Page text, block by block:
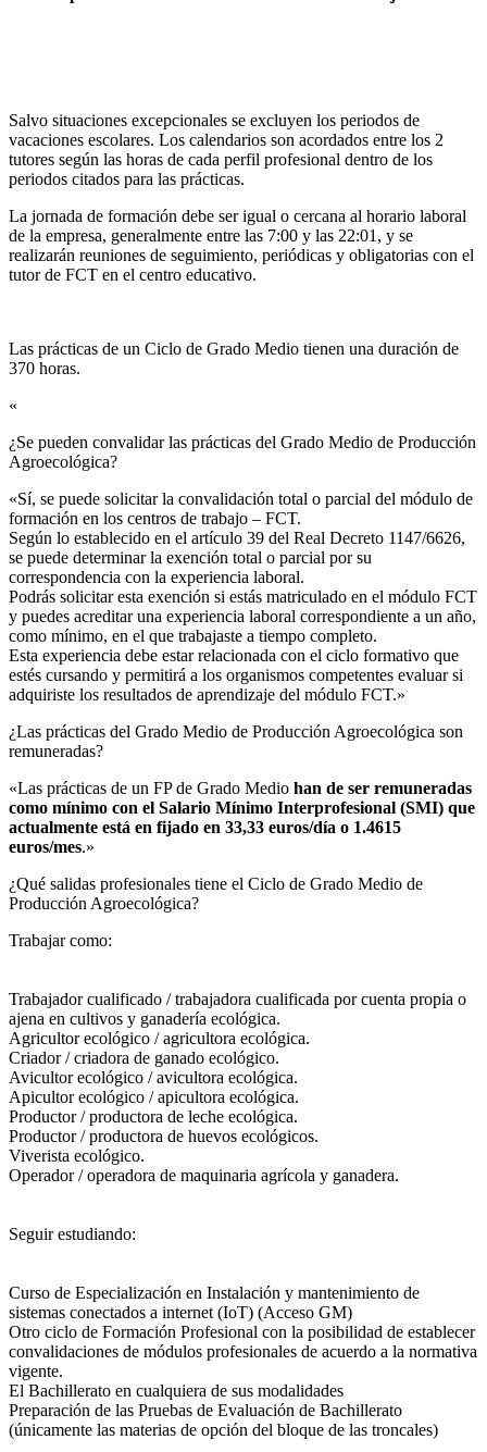
Salvo situaciones excepcionales se excluyen los periodos de
vacaciones escolares. Los calendarios son acordados entre los 2
tutores según las horas de cada perfil profesional dentro de los
periodos citados para las prácticas.
La jornada de formación debe ser igual o cercana al horario laboral
de la empresa, generalmente entre las 7:00 y las 22:01, y se
realizarán reuniones de seguimiento, periódicas y obligatorias con el
tutor de FCT en el centro educativo.
Las prácticas de un Ciclo de Grado Medio tienen una duración de
370 horas.
«
¿Se pueden convalidar las prácticas del Grado Medio de Producción
Agroecológica?​
«Sí, se puede solicitar la convalidación total o parcial del módulo de
formación en los centros de trabajo – FCT.
Según lo establecido en el artículo 39 del Real Decreto 1147/6626,
se puede determinar la exención total o parcial por su
correspondencia con la experiencia laboral.
Podrás solicitar esta exención si estás matriculado en el módulo FCT
y puedes acreditar una experiencia laboral correspondiente a un año,
como mínimo, en el que trabajaste a tiempo completo.
Esta experiencia debe estar relacionada con el ciclo formativo que
estés cursando y permitirá a los organismos competentes evaluar si
adquiriste los resultados de aprendizaje del módulo FCT.»
¿Las prácticas del Grado Medio de Producción Agroecológica son
remuneradas?​
«Las prácticas de un FP de Grado Medio han de ser remuneradas
como mínimo con el Salario Mínimo Interprofesional (SMI) que
actualmente está en fijado en 33,33 euros/día o 1.4615
euros/mes.»
¿Qué salidas profesionales tiene el Ciclo de Grado Medio de
Producción Agroecológica?​
Trabajar como:
Trabajador cualificado / trabajadora cualificada por cuenta propia o
ajena en cultivos y ganadería ecológica.
Agricultor ecológico / agricultora ecológica.
Criador / criadora de ganado ecológico.
Avicultor ecológico / avicultora ecológica.
Apicultor ecológico / apicultora ecológica.
Productor / productora de leche ecológica.
Productor / productora de huevos ecológicos.
Viverista ecológico.
Operador / operadora de maquinaria agrícola y ganadera.
Seguir estudiando:
Curso de Especialización en Instalación y mantenimiento de
sistemas conectados a internet (IoT) (Acceso GM)
Otro ciclo de Formación Profesional con la posibilidad de establecer
convalidaciones de módulos profesionales de acuerdo a la normativa
vigente.
El Bachillerato en cualquiera de sus modalidades
Preparación de las Pruebas de Evaluación de Bachillerato
(únicamente las materias de opción del bloque de las troncales)